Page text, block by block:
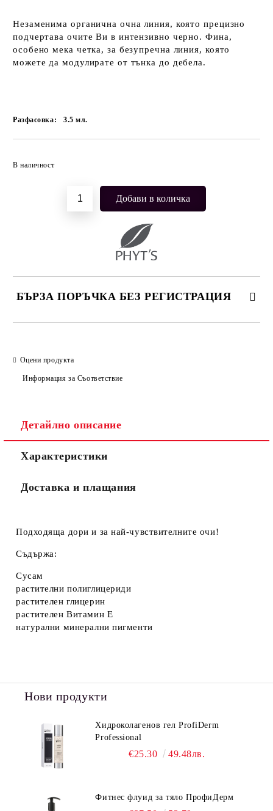
Незаменима органична очна линия, която прецизно
подчертава очите Ви в интензивно черно. Фина,
особено мека четка, за безупречна линия, която
можете да модулирате от тънка до дебела.
Разфасовка: 3.5мл.
В наличност
БЪРЗА ПОРЪЧКА БЕЗ РЕГИСТРАЦИЯ
Оцени продукта
Информация за Съответствие
Детайлно описание
Характеристики
Доставка и плащания
Подходяща дори и за най-чувствителните очи!
Съдържа:
Сусам
растителни полиглицериди
растителен глицерин
растителен Витамин Е
натурални минерални пигменти
Нови продукти
Хидроколагенов гел ProfiDerm
Professional
€25.30 49.48лв.
Фитнес флуид за тяло ПрофиДерм